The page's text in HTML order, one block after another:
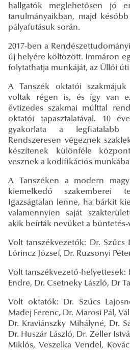
hallgatók meglehetősen jó
tanulmányaikban, majd
pályafutásuk során.
2017-ben a
új helyére költözött. Immáron
folytathatja munkáját, az Üllői
A Tanszék oktatói
voltak régen is, és így van
évtizedes szakmai múlttal
oktatói tapasztalatával. 10
gyakorlata a
Rendszeresen végeznek
készítenek különféle
vesznek a kodifikációs
A Tanszéken a modern
kiemelkedő szakemberei
Igazságtalan lenne, ha bárkit
valamennyien saját
akik beírták nevüket a
Volt tanszékvezetők: Dr. Szűcs
Lőrincz József, Dr. Ruzsonyi
Volt tanszékvezető-helyettesek:
Endre, Dr. Csetneky László, Dr
Volt oktatók: Dr. Szűcs
Madej Ferenc, Dr. Marosi Pál,
Dr. Kraviánszky Mihályné, Dr.
Dr. Huszár László, Dr. Zeller
Miklós, Veszelka Vendel,